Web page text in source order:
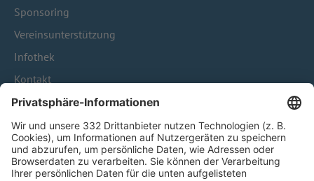
Sponsoring
Vereinsunterstützung
Infothek
Kontakt
HÄUFIG BESUCHTE SEITEN
Pässe und Vereinswechsel
Trainerausbildung